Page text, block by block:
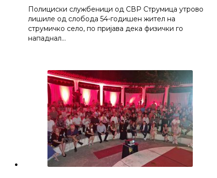
Полициски службеници од СВР Струмица утрово
лишиле од слобода 54-годишен жител на
струмичко село, по пријава дека физички го
нападнал…